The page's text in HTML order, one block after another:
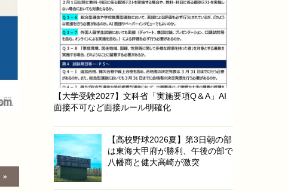
【大学受験2027】文科省「実施要項Q＆A」AI
面接不可など面接ルール明確化
【高校野球2026夏】第3日朝の部
は東海大甲府が勝利、午後の部で
八幡商と健大高崎が激突